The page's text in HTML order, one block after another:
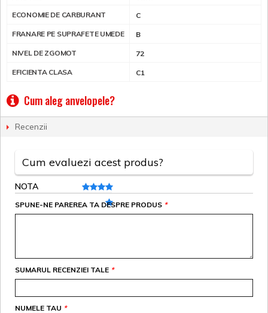
ECONOMIE DE CARBURANT C
FRANARE PE SUPRAFETE UMEDE B
NIVEL DE ZGOMOT 72
EFICIENTA CLASA C1
Cum aleg anvelopele?
Recenzii
Cum evaluezi acest produs?
NOTA
*
SPUNE-NE PAREREA TA DESPRE PRODUS
*
SUMARUL RECENZIEI TALE
*
NUMELE TAU